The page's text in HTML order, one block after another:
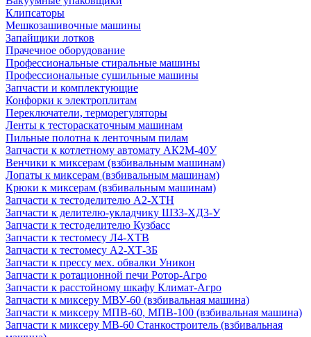
Клипсаторы
Мешкозашивочные машины
Запайщики лотков
Прачечное оборудование
Профессиональные стиральные машины
Профессиональные сушильные машины
Запчасти и комплектующие
Конфорки к электроплитам
Переключатели, терморегуляторы
Ленты к тестораскаточным машинам
Пильные полотна к ленточным пилам
Запчасти к котлетному автомату АК2М-40У
Венчики к миксерам (взбивальным машинам)
Лопаты к миксерам (взбивальным машинам)
Крюки к миксерам (взбивальным машинам)
Запчасти к тестоделителю А2-ХТН
Запчасти к делителю-укладчику Ш33-ХД3-У
Запчасти к тестоделителю Кузбасс
Запчасти к тестомесу Л4-ХТВ
Запчасти к тестомесу А2-ХТ-3Б
Запчасти к прессу мех. обвалки Уникон
Запчасти к ротационной печи Ротор-Агро
Запчасти к расстойному шкафу Климат-Агро
Запчасти к миксеру МВУ-60 (взбивальная машина)
Запчасти к миксеру МПВ-60, МПВ-100 (взбивальная машина)
Запчасти к миксеру МВ-60 Станкостроитель (взбивальная